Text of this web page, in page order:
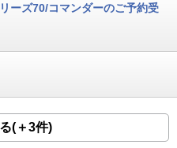
ーズ70/コマンダーのご予約受
(＋3件)